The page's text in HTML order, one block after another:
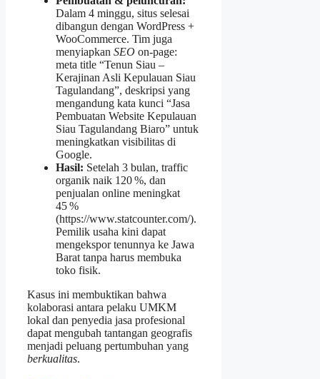
Dalam 4 minggu, situs selesai
dibangun dengan WordPress +
WooCommerce. Tim juga
menyiapkan SEO on‑page:
meta title “Tenun Siau –
Kerajinan Asli Kepulauan Siau
Tagulandang”, deskripsi yang
mengandung kata kunci “Jasa
Pembuatan Website Kepulauan
Siau Tagulandang Biaro” untuk
meningkatkan visibilitas di
Google.
Hasil: Setelah 3 bulan, traffic
organik naik 120 %, dan
penjualan online meningkat
45 %
(https://www.statcounter.com/).
Pemilik usaha kini dapat
mengekspor tenunnya ke Jawa
Barat tanpa harus membuka
toko fisik.
Kasus ini membuktikan bahwa
kolaborasi antara pelaku UMKM
lokal dan penyedia jasa profesional
dapat mengubah tantangan geografis
menjadi peluang pertumbuhan yang
berkualitas.